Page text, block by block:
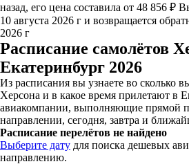
назад, его цена составила от 48 856 ₽
10 августа 2026 г и возвращается
2026 г
Расписание самолётов
Екатеринбург 2026
Из расписания вы узнаете во сколько
Херсона и в какое время прилетают в
авиакомпании, выполняющие прямой
направлении, сегодня, завтра и
Расписание перелётов не найдено
Выберите дату для поиска дешевых
направлению.